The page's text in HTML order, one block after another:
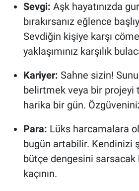
Sevgi: Aşk hayatınızda
bırakırsanız eğlence
Sevdiğin kişiye karşı
yaklaşımınız karşılık
Kariyer: Sahne sizin!
belirtmek veya bir
harika bir gün.
Para: Lüks harcamalara
bugün artabilir. Kendinizi
bütçe dengesini
kaçının.